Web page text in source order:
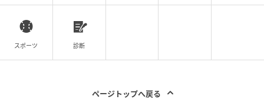
スポーツ 診断
ページトップへ戻る